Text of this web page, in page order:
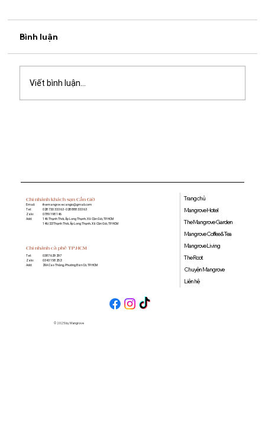
Bình luận
Viết bình luận...
Chi nhánh khách sạn Cần Giờ
Email:
Tel:
Zalo:
Add:
themangrovecangio@gmail.com
028 730 333 63 - 028 888 333 63
0789 198 146
146 Thạnh Thới, Ấp Long Thạnh, Xã Cần Giờ, TP. HCM
146/22 Thạnh Thới, Ấp Long Thạnh, Xã Cần Giờ, TP. HCM
Trang chủ
Mangrove Hotel
The Mangrove Garden
Mangrove Coffee & Tea
Mangrove Living
The Root
Chuyện Mangrove
Liên hệ
Chi nhánh cà phê TP.HCM
Tel:
Zalo:
Add:
0387 629 297
0343 158 252
29A Cao Thắng, Phường Bàn Cờ, TP. HCM
© 2025 by Mangrove